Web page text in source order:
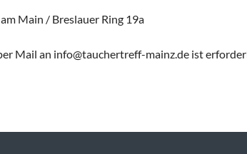
Tauchen Wiesbaden
IART Tauchkurse
Main / Breslauer Ring 19a
Mail an info@tauchertreff-mainz.de ist